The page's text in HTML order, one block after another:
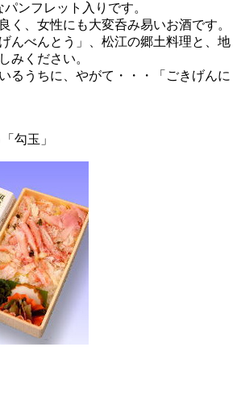
ンフレット入りです。
く、女性にも大変呑み易いお酒です。
んべんとう」、松江の郷土料理と、地
みください。
るうちに、 やがて・・・「ごきげんに
勾玉」